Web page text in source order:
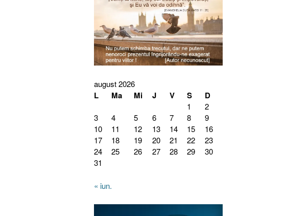
august 2026
L Ma Mi J V S D
1
2
3
4 5 6 7 8
9
10
11 12 13 14 15
16
17
18 19 20 21 22
23
24
25 26 27 28 29
30
31
« iun.